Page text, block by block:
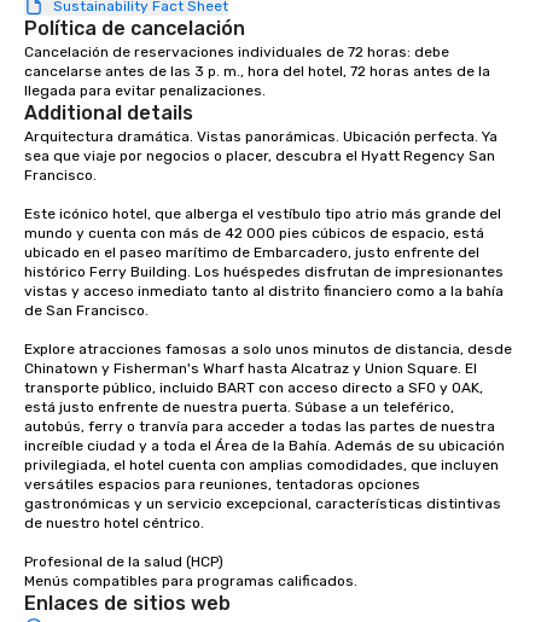
walking in between,
countless
traverse along the
way to do so. Large Groups Welcome
Lip Smacking Foodie
groups, small or large.
experiences can
as 500 guests,
choice for any
Stress-Free Booking
a tour is stress-free
enjoy the company of
more easily. You’ll
knowing that
Sustainability Fact Sheet
Política de cancelación
Cancelación de reservaciones individuales de 72 horas: debe
cancelarse antes de las 3 p. m., hora del hotel, 72 horas antes de la
llegada para evitar penalizaciones.
Additional details
Arquitectura dramática. Vistas panorámicas. Ubicación perfecta. Ya
sea que viaje por negocios o placer, descubra el Hyatt Regency San
Francisco.
Este icónico hotel, que alberga el vestíbulo tipo atrio más grande del
mundo y cuenta con más de 42 000 pies cúbicos de espacio, está
ubicado en el paseo marítimo de Embarcadero, justo enfrente del
histórico Ferry Building. Los huéspedes disfrutan de impresionantes
vistas y acceso inmediato tanto al distrito financiero como a la bahía
de San Francisco.
Explore atracciones famosas a solo unos minutos de distancia, desde
Chinatown y Fisherman's Wharf hasta Alcatraz y Union Square. El
transporte público, incluido BART con acceso directo a SFO y OAK,
está justo enfrente de nuestra puerta. Súbase a un teleférico,
autobús, ferry o tranvía para acceder a todas las partes de nuestra
increíble ciudad y a toda el Área de la Bahía. Además de su ubicación
privilegiada, el hotel cuenta con amplias comodidades, que incluyen
versátiles espacios para reuniones, tentadoras opciones
gastronómicas y un servicio excepcional, características distintivas
de nuestro hotel céntrico.
Profesional de la salud (HCP)
Menús compatibles para programas calificados.
Enlaces de sitios web